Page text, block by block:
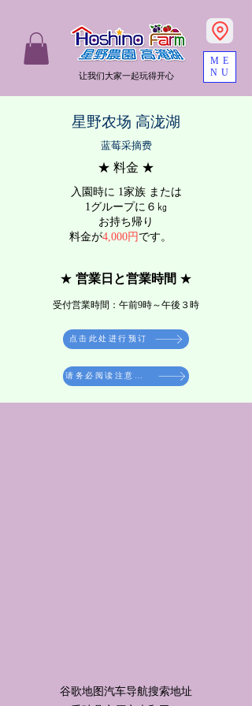
让我们大家一起玩得开心
ME
NU
星野农场 高泷湖
蓝莓采摘费
★ 料金 ★
入園時に 1家族 または
1グループに６㎏
お持ち帰り
料金が4,000円 です。
★ 営業日と営業時間 ★
受付​営業時間：午前9時～午後３時
点击此处进行预订
请务必阅读注意事项
​谷歌地图汽车导航搜索地址